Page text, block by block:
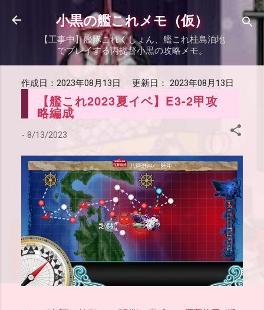
スキップしてメイン コンテンツに移動
小黒の艦これメモ（仮）
【工事中】艦隊これくしょん、艦これ桂島泊地
でプレイする丙提督小黒の攻略メモ。
作成日： 2023年08月13日 更新日： 2023年08月13日
【艦これ2023夏イベ】E3-2甲攻
略編成
- 8/13/2023